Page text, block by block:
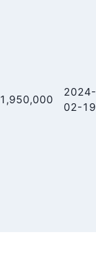
1,950,000
2024-
02-19